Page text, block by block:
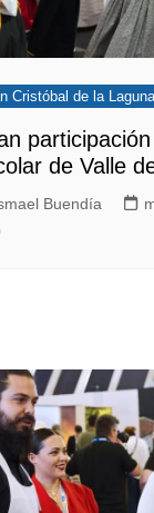
Cristóbal de la Laguna
de Valle
Buendía